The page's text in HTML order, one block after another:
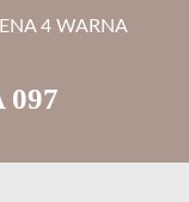
4 WARNA
097